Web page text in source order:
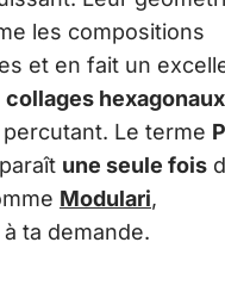
les compositions
et en fait un
collages hexagonaux
Le terme
une seule fois
Modulari,
ta demande.